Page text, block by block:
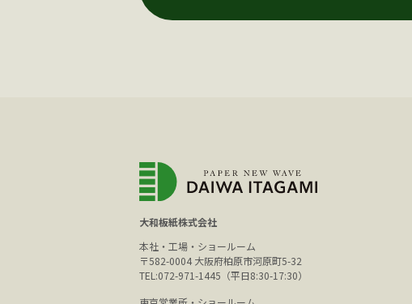
大和板紙株式会社
本社・工場・ショールーム
〒582-0004 大阪府柏原市河原町5-32
TEL:072-971-1445（平日8:30-17:30）